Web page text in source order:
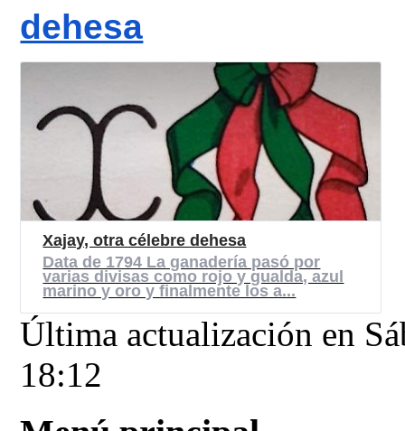
dehesa
Xajay, otra célebre dehesa
Data de 1794 La ganadería pasó por
varias divisas como rojo y gualda, azul
marino y oro y finalmente los a...
Última actualización en
18:12